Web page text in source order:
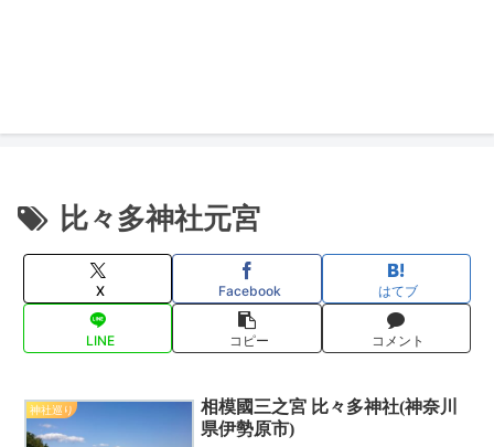
比々多神社元宮
X Facebook はてブ
LINE コピー コメント
神社巡り
相模國三之宮 比々多神社(神奈川
県伊勢原市)